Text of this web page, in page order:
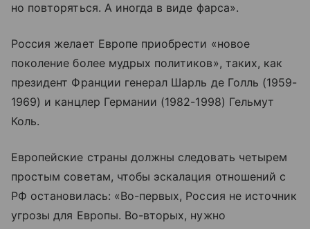
но повторяться. А иногда в виде фарса».
Россия желает Европе приобрести «новое
поколение более мудрых политиков», таких, как
президент Франции генерал Шарль де Голль (1959-
1969) и канцлер Германии (1982-1998) Гельмут
Коль.
Европейские страны должны следовать четырем
простым советам, чтобы эскалация отношений с
РФ остановилась: «Во-первых, Россия не источник
угрозы для Европы. Во-вторых, нужно